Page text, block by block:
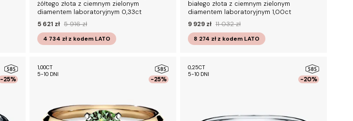
żółtego złota z ciemnym zielonym
diamentem laboratoryjnym 0,33ct
5 621 zł 5 916 zł
4 734 zł z kodem LATO
białego złota z ciemnym zielonym
diamentem laboratoryjnym 1,00ct
9 929 zł 11 032 zł
8 274 zł z kodem LATO
-25% -25%
1,00CT
5-10 DNI
-20%
0,25CT
5-10 DNI